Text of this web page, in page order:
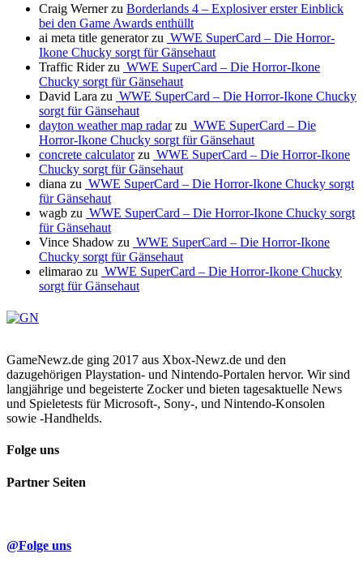
Craig Wernerzu Borderlands 4 – Explosiver erster Einblick
bei den Game Awards enthüllt
ai meta title generatorzu WWE SuperCard – Die Horror-
Ikone Chucky sorgt für Gänsehaut
Traffic Riderzu WWE SuperCard – Die Horror-Ikone
Chucky sorgt für Gänsehaut
David Lara zu WWE SuperCard – Die Horror-Ikone Chucky
sorgt für Gänsehaut
dayton weather map radarzu WWE SuperCard – Die
Horror-Ikone Chucky sorgt für Gänsehaut
concrete calculatorzu WWE SuperCard – Die Horror-Ikone
Chucky sorgt für Gänsehaut
diana zu WWE SuperCard – Die Horror-Ikone Chucky sorgt
für Gänsehaut
wagb zu WWE SuperCard – Die Horror-Ikone Chucky sorgt
für Gänsehaut
Vince Shadow zu WWE SuperCard – Die Horror-Ikone
Chucky sorgt für Gänsehaut
elimarao zu WWE SuperCard – Die Horror-Ikone Chucky
sorgt für Gänsehaut
GameNewz.de ging 2017 aus Xbox-Newz.de und den
dazugehörigen Playstation- und Nintendo-Portalen hervor. Wir sind
langjährige und begeisterte Zocker und bieten tagesaktuelle News
und Spieletests für Microsoft-, Sony-, und Nintendo-Konsolen
sowie -Handhelds.
Folge uns
Partner Seiten
@Folge uns